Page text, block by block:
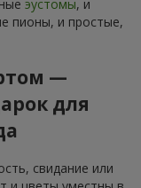
эустомы, и
пионы, и простые,
—
для
свидание или